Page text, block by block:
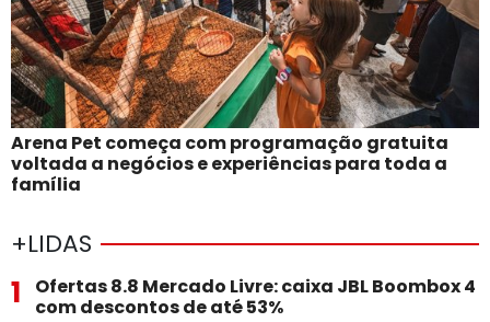
Arena Pet começa com programação gratuita
voltada a negócios e experiências para toda a
família
+LIDAS
1
Ofertas 8.8 Mercado Livre: caixa JBL Boombox 4
com descontos de até 53%